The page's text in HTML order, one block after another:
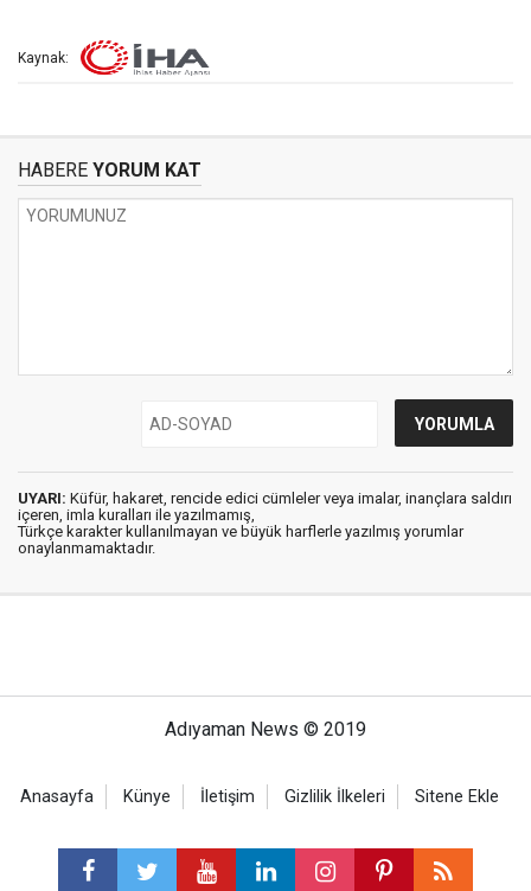
Kaynak:
HABERE YORUM KAT
UYARI: Küfür, hakaret, rencide edici cümleler veya imalar, inançlara saldırı
içeren, imla kuralları ile yazılmamış,
Türkçe karakter kullanılmayan ve büyük harflerle yazılmış yorumlar
onaylanmamaktadır.
Adıyaman News © 2019
Anasayfa Künye İletişim Gizlilik İlkeleri Sitene Ekle